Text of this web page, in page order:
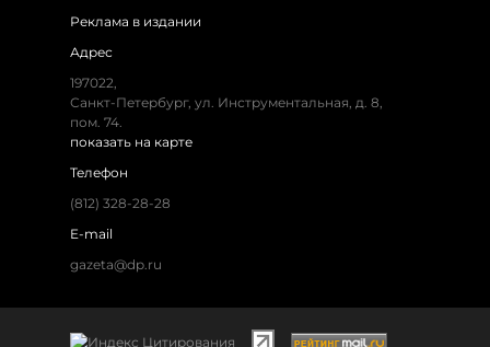
Реклама в издании
Адрес
197022,
Санкт-Петербург, ул. Инструментальная, д. 8,
пом. 74.
показать на карте
Телефон
(812) 328-28-28
E-mail
gazeta@dp.ru